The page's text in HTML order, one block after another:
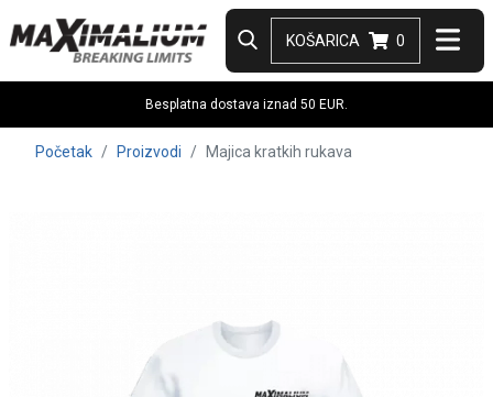
KOŠARICA 0
Besplatna dostava iznad 50 EUR.
Početak Proizvodi Majica kratkih rukava